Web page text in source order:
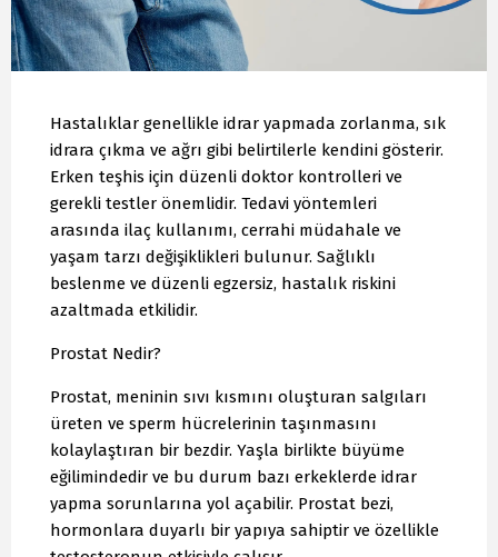
Hastalıklar genellikle idrar yapmada zorlanma, sık
idrara çıkma ve ağrı gibi belirtilerle kendini gösterir.
Erken teşhis için düzenli doktor kontrolleri ve
gerekli testler önemlidir. Tedavi yöntemleri
arasında ilaç kullanımı, cerrahi müdahale ve
yaşam tarzı değişiklikleri bulunur. Sağlıklı
beslenme ve düzenli egzersiz, hastalık riskini
azaltmada etkilidir.
Prostat Nedir?
Prostat, meninin sıvı kısmını oluşturan salgıları
üreten ve sperm hücrelerinin taşınmasını
kolaylaştıran bir bezdir. Yaşla birlikte büyüme
eğilimindedir ve bu durum bazı erkeklerde idrar
yapma sorunlarına yol açabilir. Prostat bezi,
hormonlara duyarlı bir yapıya sahiptir ve özellikle